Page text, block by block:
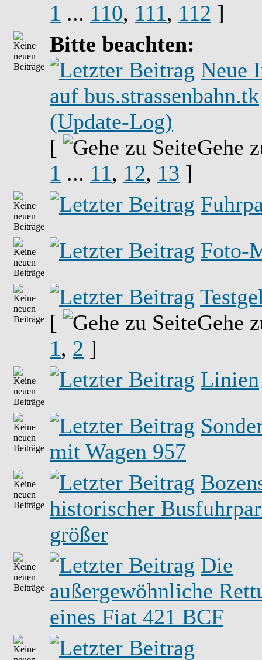
1 ... 110, 111, 112 ]
Bitte beachten:
Neue
auf bus.strassenbahn.tk
(Update-Log)
[
Gehe
1 ... 11, 12, 13 ]
Foto-
[
Gehe
1, 2 ]
Linien
mit Wagen 957
historischer
größer
Die
außergewöhnliche
eines Fiat 421 BCF